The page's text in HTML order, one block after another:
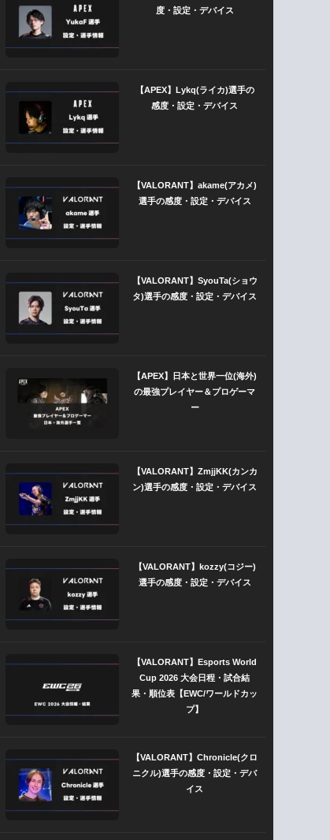
度・設定・デバイス
【APEX】Lykq(ライカ)選手の
感度・設定・デバイス
【VALORANT】akame(アカメ)
選手の感度・設定・デバイス
【VALORANT】SyouTa(ショウ
タ)選手の感度・設定・デバイス
【APEX】日本と世界一位(海外)
の最強プレイヤー＆プロゲーマ
ー
【VALORANT】ZmjjKK(カンカ
ン)選手の感度・設定・デバイス
【VALORANT】kozzy(コジー)
選手の感度・設定・デバイス
【VALORANT】Esports World
Cup 2026 大会日程・試合結
果・順位表【EWC/ワールドカッ
プ】
【VALORANT】Chronicle(クロ
ニクル)選手の感度・設定・デバ
イス